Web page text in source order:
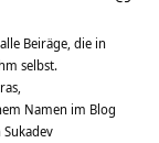
Beiräge, die in
selbst.
Namen im Blog